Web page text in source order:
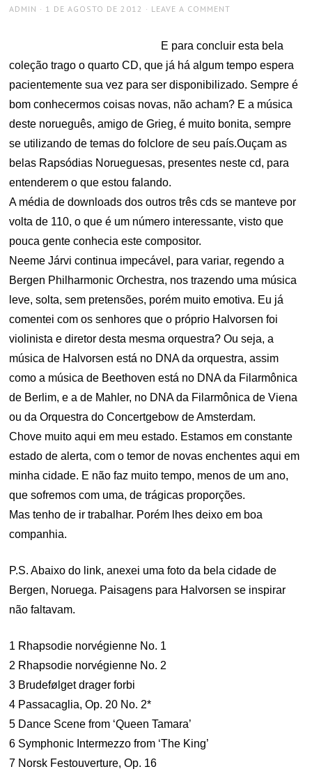
AUTHOR
ADMIN
POSTED
1 DE AGOSTO DE 2012 LEAVE A COMMENT
E para concluir esta bela
coleção trago o quarto CD, que já há algum tempo espera
pacientemente sua vez para ser disponibilizado. Sempre é
bom conhecermos coisas novas, não acham? E a música
deste norueguês, amigo de Grieg, é muito bonita, sempre
se utilizando de temas do folclore de seu país.Ouçam as
belas Rapsódias Norueguesas, presentes neste cd, para
entenderem o que estou falando.
A média de downloads dos outros três cds se manteve por
volta de 110, o que é um número interessante, visto que
pouca gente conhecia este compositor.
Neeme Járvi continua impecável, para variar, regendo a
Bergen Philharmonic Orchestra, nos trazendo uma música
leve, solta, sem pretensões, porém muito emotiva. Eu já
comentei com os senhores que o próprio Halvorsen foi
violinista e diretor desta mesma orquestra? Ou seja, a
música de Halvorsen está no DNA da orquestra, assim
como a música de Beethoven está no DNA da Filarmônica
de Berlim, e a de Mahler, no DNA da Filarmônica de Viena
ou da Orquestra do Concertgebow de Amsterdam.
Chove muito aqui em meu estado. Estamos em constante
estado de alerta, com o temor de novas enchentes aqui em
minha cidade. E não faz muito tempo, menos de um ano,
que sofremos com uma, de trágicas proporções.
Mas tenho de ir trabalhar. Porém lhes deixo em boa
companhia.
P.S. Abaixo do link, anexei uma foto da bela cidade de
Bergen, Noruega. Paisagens para Halvorsen se inspirar
não faltavam.
1 Rhapsodie norvégienne No. 1
2 Rhapsodie norvégienne No. 2
3 Brudefølget drager forbi
4 Passacaglia, Op. 20 No. 2*
5 Dance Scene from ‘Queen Tamara’
6 Symphonic Intermezzo from ‘The King’
7 Norsk Festouverture, Op. 16